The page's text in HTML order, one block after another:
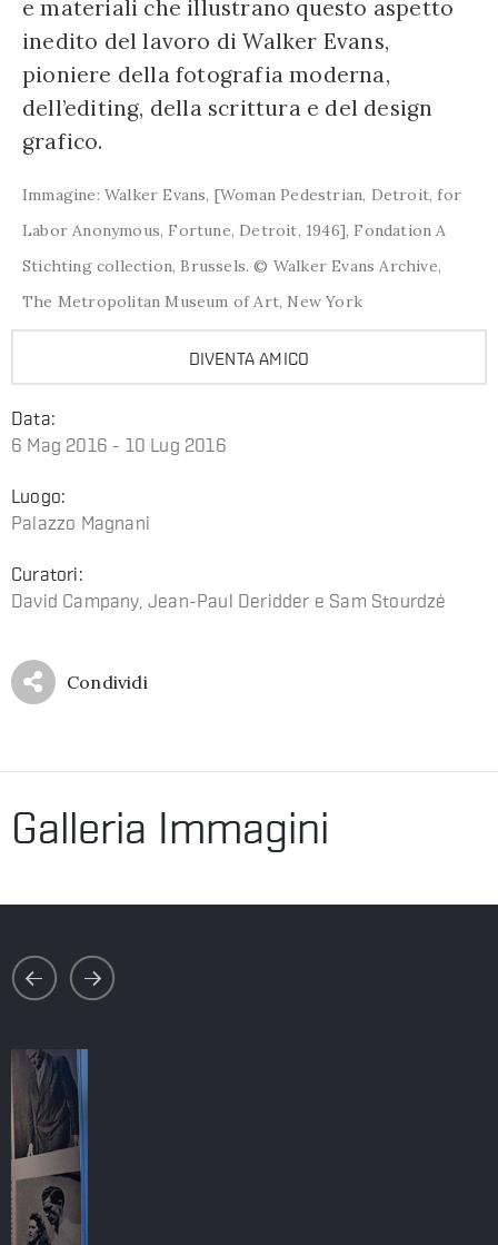
e materiali che illustrano questo aspetto
inedito del lavoro di Walker Evans,
pioniere della fotografia moderna,
dell’editing, della scrittura e del design
grafico.
Immagine: Walker Evans, [Woman Pedestrian, Detroit, for
Labor Anonymous, Fortune, Detroit, 1946], Fondation A
Stichting collection, Brussels. © Walker Evans Archive,
The Metropolitan Museum of Art, New York
DIVENTA AMICO
Data:
6 Mag 2016 - 10 Lug 2016
Luogo:
Palazzo Magnani
Curatori:
David Campany, Jean-Paul Deridder e Sam Stourdzé
Condividi
Galleria Immagini